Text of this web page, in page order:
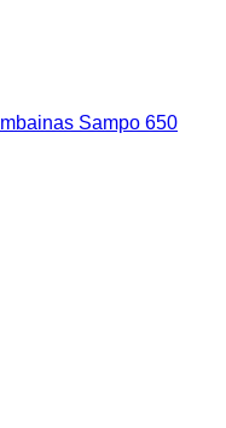
Sampo 650